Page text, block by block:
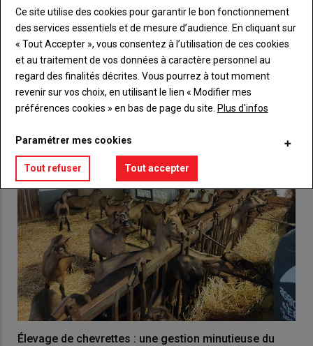
Lien Créez un compte
VOUS AIMEREZ AUSSI
Élevage de chevrettes : une gestion minutieuse du
Ce site utilise des cookies pour garantir le bon fonctionnement
des services essentiels et de mesure d’audience. En cliquant sur
« Tout Accepter », vous consentez à l’utilisation de ces cookies
et au traitement de vos données à caractère personnel au
regard des finalités décrites. Vous pourrez à tout moment
revenir sur vos choix, en utilisant le lien « Modifier mes
préférences cookies » en bas de page du site. Plus d'infos
Paramétrer mes cookies
Tout refuser Tout accepter